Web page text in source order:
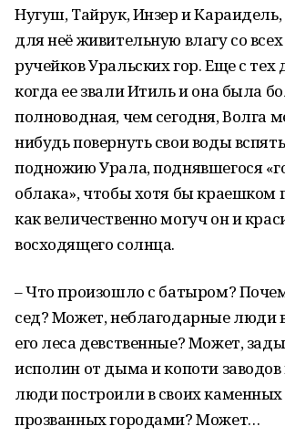
Нугуш, Тайрук, Инзер и
для неё живительную влагу со
ручейков Уральских гор. Еще с тех
когда ее звали Итиль и она была
полноводная, чем сегодня, Волга
нибудь повернуть свои воды
подножию Урала, поднявшегося
облака», чтобы хотя бы краешком
как величественно могуч он и
восходящего солнца.
– Что произошло с батыром?
сед? Может, неблагодарные люди
его леса девственные? Может,
исполин от дыма и копоти
люди построили в своих каменных
прозванных городами? Может…